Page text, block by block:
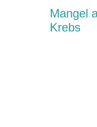
Mangel
Krebs